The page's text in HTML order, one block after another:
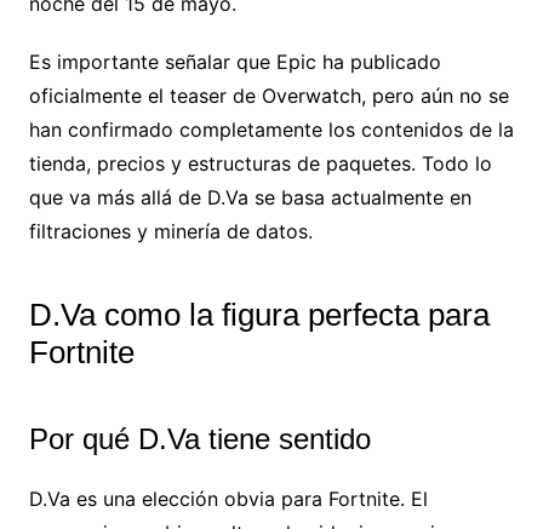
Es importante señalar que Epic ha publicado
oficialmente el teaser de Overwatch, pero aún no se
han confirmado completamente los contenidos de la
tienda, precios y estructuras de paquetes. Todo lo
que va más allá de D.Va se basa actualmente en
filtraciones y minería de datos.
D.Va como la figura perfecta para
Fortnite
Por qué D.Va tiene sentido
D.Va es una elección obvia para Fortnite. El